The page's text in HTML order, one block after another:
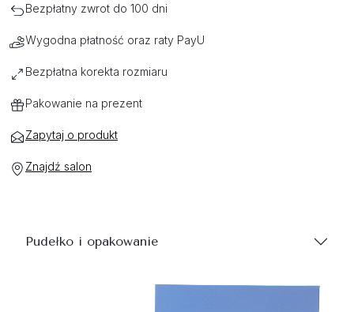
Bezpłatny zwrot do 100 dni
Wygodna płatność oraz raty PayU
Bezpłatna korekta rozmiaru
Pakowanie na prezent
Zapytaj o produkt
Znajdź salon
Pudełko i opakowanie